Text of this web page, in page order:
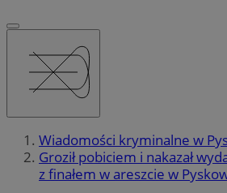
Wiadomości kryminalne w
Groził pobiciem i nakazał
z finałem w areszcie w